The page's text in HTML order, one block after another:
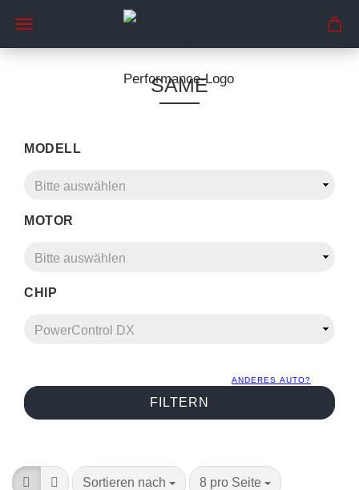
SAME
MODELL
MOTOR
CHIP
ANDERES AUTO?
FILTERN
Sortieren nach 8 pro Seite